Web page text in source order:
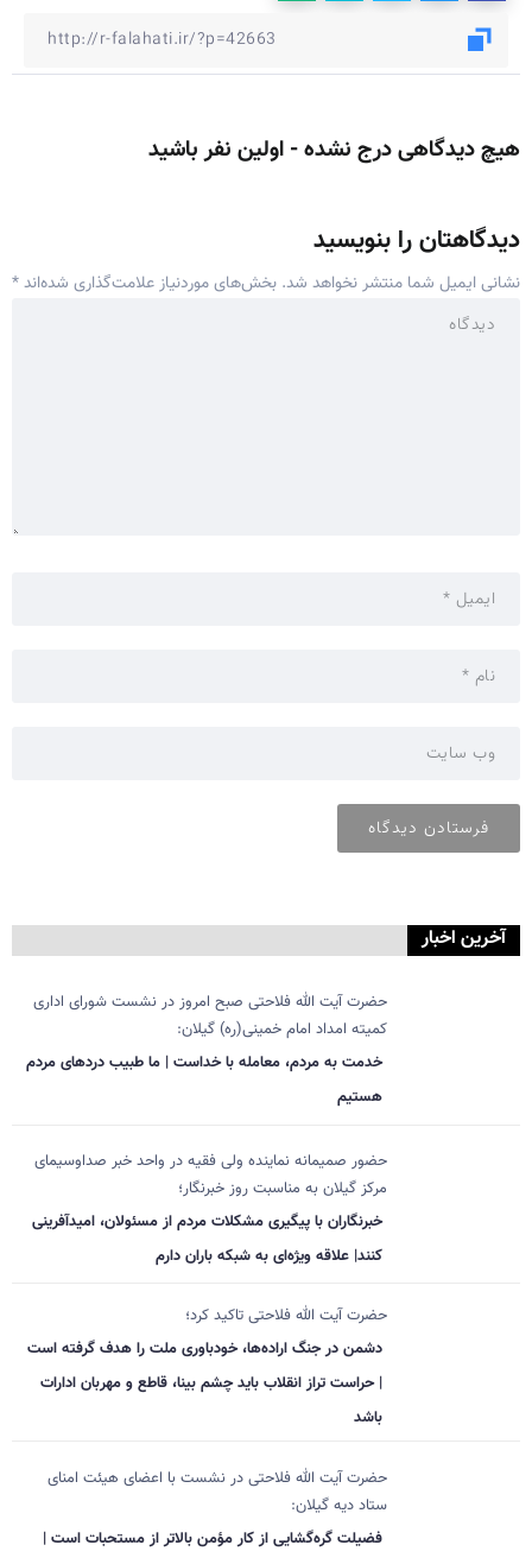
هیچ دیدگاهی درج نشده - اولین نفر باشید
دیدگاهتان را بنویسید
نشانی ایمیل شما منتشر نخواهد شد. بخش‌های موردنیاز علامت‌گذاری شده‌اند*
آخرین اخبار
حضرت آیت الله فلاحتی صبح امروز در نشست شورای اداری
کمیته امداد امام خمینی(ره) گیلان:
خدمت به مردم، معامله با خداست | ما طبیب دردهای مردم
هستیم
حضور صمیمانه نماینده ولی فقیه در واحد خبر صداوسیمای
مرکز گیلان به مناسبت روز خبرنگار؛
خبرنگاران با پیگیری مشکلات مردم از مسئولان، امیدآفرینی
کنند| علاقه ویژه‌ای به شبکه باران دارم
حضرت آیت الله فلاحتی تاکید کرد؛
دشمن در جنگ اراده‌ها، خودباوری ملت را هدف گرفته است
| حراست تراز انقلاب باید چشم بینا، قاطع و مهربان ادارات
باشد
حضرت آیت الله فلاحتی در نشست با اعضای هیئت امنای
ستاد دیه گیلان:
فضیلت گره‌گشایی از کار مؤمن بالاتر از مستحبات است |